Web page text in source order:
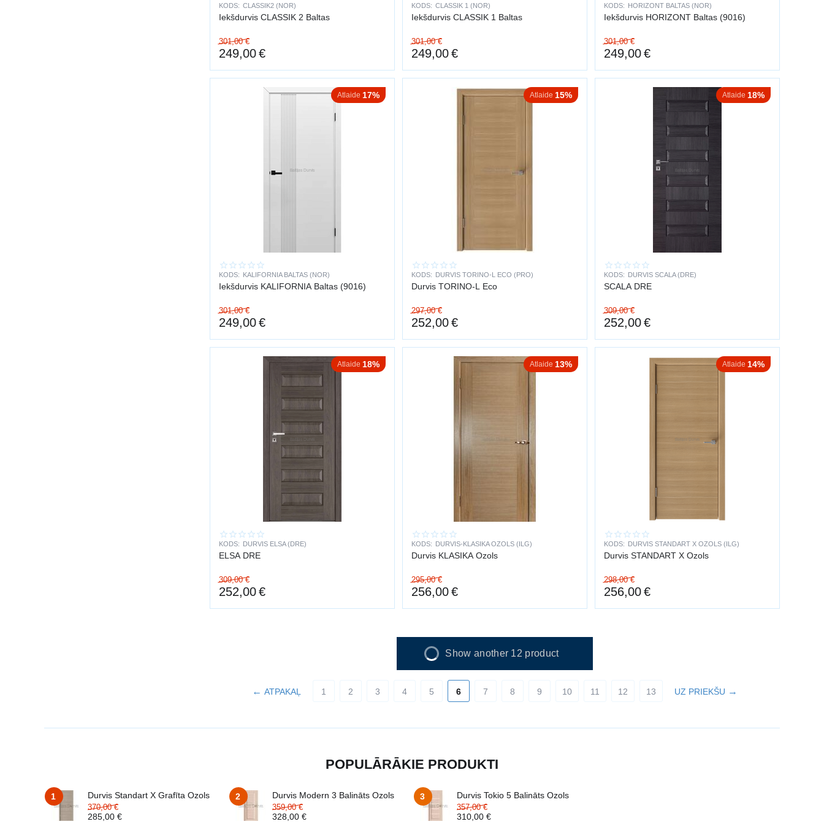
KODS: CLASSIK2 (NOR)
Iekšdurvis CLASSIK 2 Baltas
301,00 €
249,00€
KODS: CLASSIK 1 (NOR)
Iekšdurvis CLASSIK 1 Baltas
301,00 €
249,00€
KODS: HORIZONT BALTAS (NOR)
Iekšdurvis HORIZONT Baltas (9016)
301,00 €
249,00€
Atlaide 17%
KODS: KALIFORNIA BALTAS (NOR)
Iekšdurvis KALIFORNIA Baltas (9016)
301,00 €
249,00€
Atlaide 15%
KODS: DURVIS TORINO-L ECO (PRO)
Durvis TORINO-L Eco
297,00 €
252,00€
Atlaide 18%
KODS: DURVIS SCALA (DRE)
SCALA DRE
309,00 €
252,00€
Atlaide 18%
KODS: DURVIS ELSA (DRE)
ELSA DRE
309,00 €
252,00€
Atlaide 13%
KODS: DURVIS-KLASIKA OZOLS (ILG)
Durvis KLASIKA Ozols
295,00 €
256,00€
Atlaide 14%
KODS: DURVIS STANDART X OZOLS (ILG)
Durvis STANDART X Ozols
298,00 €
256,00€
Show another 12 product
ATPAKAĻ 1 2 3 4 5 6 7 8 9 10 11 12 13 UZ PRIEKŠU
POPULĀRĀKIE PRODUKTI
1 Durvis Standart X Grafīta Ozols
370,00 €
285,00 €
2 Durvis Modern 3 Balināts Ozols
359,00 €
328,00 €
3 Durvis Tokio 5 Balināts Ozols
357,00 €
310,00 €